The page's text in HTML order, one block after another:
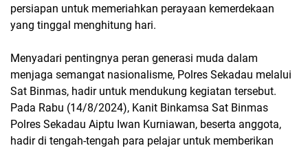
persiapan untuk memeriahkan perayaan kemerdekaan
yang tinggal menghitung hari.
Menyadari pentingnya peran generasi muda dalam
menjaga semangat nasionalisme, Polres Sekadau melalui
Sat Binmas, hadir untuk mendukung kegiatan tersebut.
Pada Rabu (14/8/2024), Kanit Binkamsa Sat Binmas
Polres Sekadau Aiptu Iwan Kurniawan, beserta anggota,
hadir di tengah-tengah para pelajar untuk memberikan